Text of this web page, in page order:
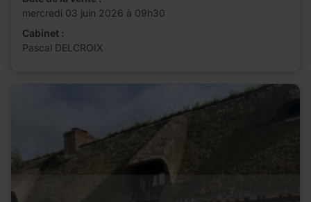
mercredi 03 juin 2026 à 09h30
Cabinet :
Pascal DELCROIX